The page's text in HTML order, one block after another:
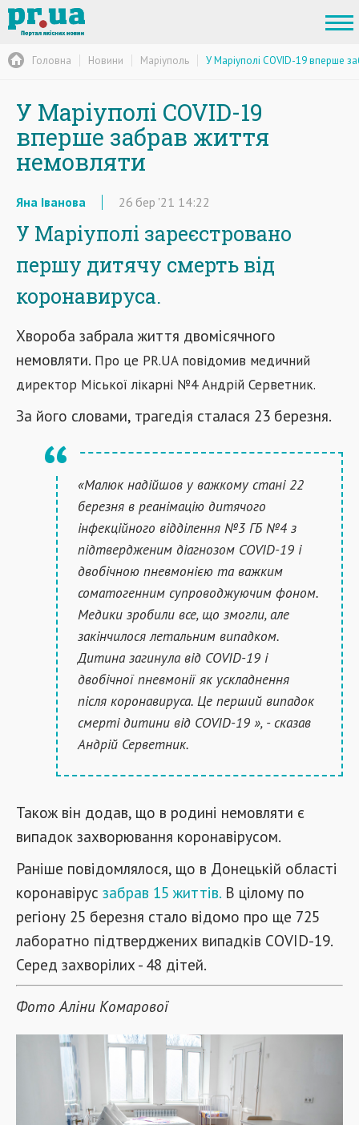
Головна Новини Маріуполь У Маріуполі COVID-19 вперше
У Маріуполі COVID-19
вперше забрав життя
немовляти
Яна Іванова 26 бер '21 14:22
У Маріуполі зареєстровано
першу дитячу смерть від
коронавируса.
Хвороба забрала життя двомісячного
немовляти. Про це PR.UA повідомив медичний
директор Міської лікарні №4 Андрій Серветник.
За його словами, трагедія сталася 23 березня.
«Малюк надійшов у важкому стані 22
березня в реанімацію дитячого
інфекційного відділення №3 ГБ №4 з
підтвердженим діагнозом COVID-19 і
двобічною пневмонією та важким
соматогенним супроводжуючим фоном.
Медики зробили все, що змогли, але
закінчилося летальним випадком.
Дитина загинула від COVID-19 і
двобічної пневмонії як ускладнення
після коронавируса. Це перший випадок
смерті дитини від COVID-19 », - сказав
Андрій Серветник.
Також він додав, що в родині немовляти є
випадок захворювання коронавірусом.
Раніше повідомлялося, що в Донецькій області
коронавірус забрав 15 життів. В цілому по
регіону 25 березня стало відомо про ще 725
лаборатно підтверджених випадків COVID-19.
Серед захворілих - 48 дітей.
Фото Аліни Комарової